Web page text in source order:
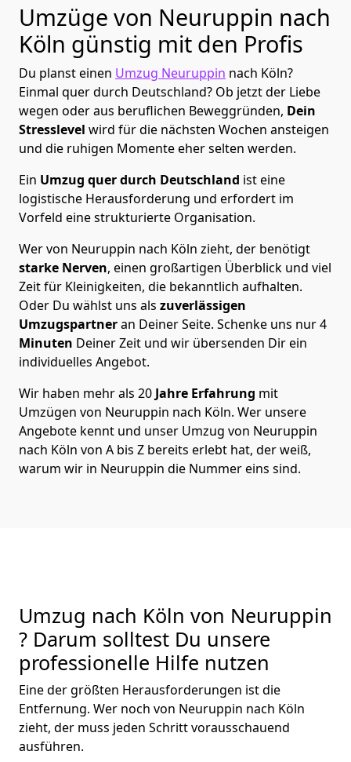
Umzüge von Neuruppin nach
Köln günstig mit den Profis
Du planst einen Umzug Neuruppin nach Köln?
Einmal quer durch Deutschland? Ob jetzt der Liebe
wegen oder aus beruflichen Beweggründen, Dein
Stresslevel wird für die nächsten Wochen ansteigen
und die ruhigen Momente eher selten werden.
Ein Umzug quer durch Deutschland ist eine
logistische Herausforderung und erfordert im
Vorfeld eine strukturierte Organisation.
Wer von Neuruppin nach Köln zieht, der benötigt
starke Nerven, einen großartigen Überblick und viel
Zeit für Kleinigkeiten, die bekanntlich aufhalten.
Oder Du wählst uns als zuverlässigen
Umzugspartneran Deiner Seite. Schenke uns nur4
Minuten Deiner Zeit und wir übersenden Dir ein
individuelles Angebot.
Wir haben mehr als 20 Jahre Erfahrung mit
Umzügen von Neuruppin nach Köln. Wer unsere
Angebote kennt und unser Umzug von Neuruppin
nach Köln von A bis Z bereits erlebt hat, der weiß,
warum wir in Neuruppin die Nummer eins sind.
Umzug nach Köln von Neuruppin
? Darum solltest Du unsere
professionelle Hilfe nutzen
Eine der größten Herausforderungen ist die
Entfernung. Wer noch von Neuruppin nach Köln
zieht, der muss jeden Schritt vorausschauend
ausführen.